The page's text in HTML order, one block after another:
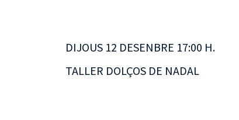
DIJOUS 12 DESENBRE 17:00 H.
TALLER DOLÇOS DE NADAL